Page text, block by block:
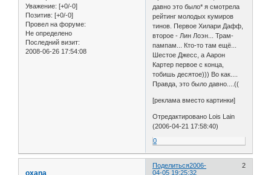
Уважение: [+0/-0]
Позитив: [+0/-0]
Провел на форуме:
Не определено
Последний визит:
2008-06-26 17:54:08
давно это было* я смотрела
рейтинг молодых кумиров
тинов. Первое Хилари Дафф,
второе - Лин Лоэн... Трам-
пампам... Кто-то там ещё...
Шестое Джесс, а Аарон
Картер первое с конца,
тобишь десятое))) Во как....
Правда, это было давно....((
[реклама вместо картинки]
Отредактировано Lois Lain
(2006-04-21 17:58:40)
0
Поделиться 2
2006-
04-05 19:25:32